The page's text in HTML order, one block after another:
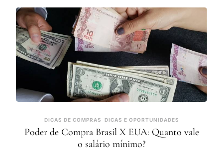
DICAS DE COMPRAS DICAS E OPORTUNIDADES
Poder de Compra Brasil X EUA: Quanto vale
o salário mínimo?